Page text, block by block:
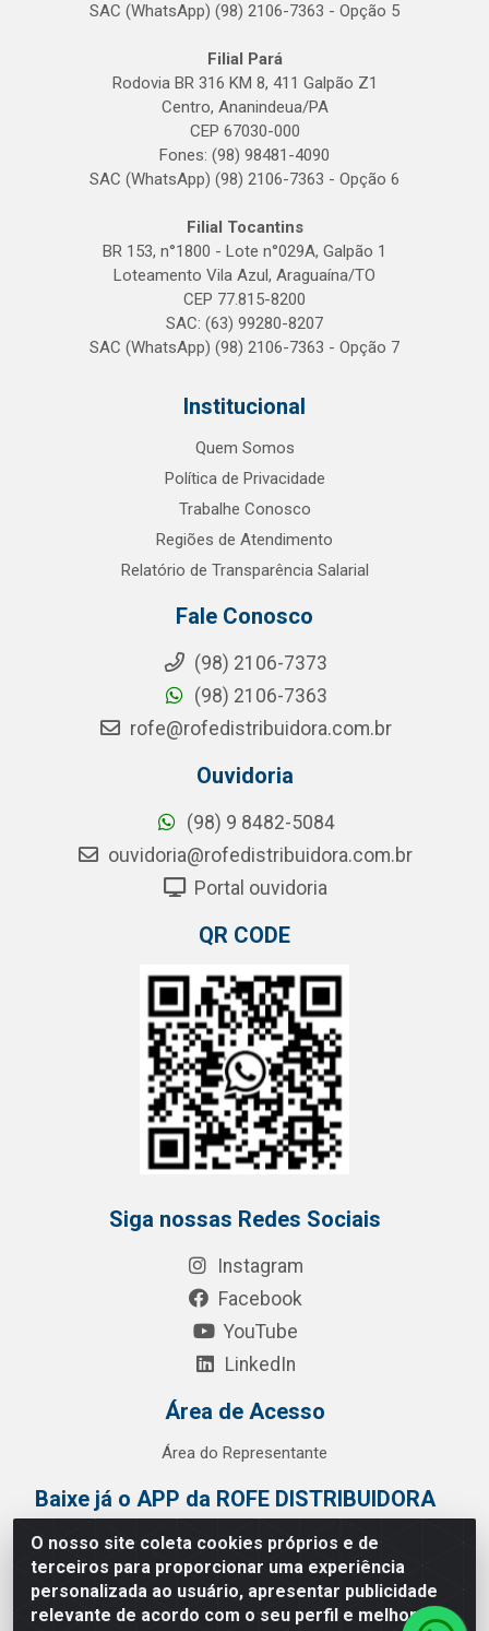
O nosso site coleta cookies próprios e de
terceiros para proporcionar uma experiência
personalizada ao usuário, apresentar publicidade
relevante de acordo com o seu perfil e melhorar a
SAC (WhatsApp) (98) 2106-7363 - Opção 5
Filial Pará
Rodovia BR 316 KM 8, 411 Galpão Z1
Centro, Ananindeua/PA
CEP 67030-000
Fones: (98) 98481-4090
SAC (WhatsApp) (98) 2106-7363 - Opção 6
Filial Tocantins
BR 153, n°1800 - Lote n°029A, Galpão 1
Loteamento Vila Azul, Araguaína/TO
CEP 77.815-8200
SAC: (63) 99280-8207
SAC (WhatsApp) (98) 2106-7363 - Opção 7
Institucional
Quem Somos
Política de Privacidade
Trabalhe Conosco
Regiões de Atendimento
Relatório de Transparência Salarial
Fale Conosco
(98) 2106-7373
(98) 2106-7363
rofe@rofedistribuidora.com.br
Ouvidoria
(98) 9 8482-5084
ouvidoria@rofedistribuidora.com.br
Portal ouvidoria
QR CODE
Siga nossas Redes Sociais
Instagram
Facebook
YouTube
LinkedIn
Área de Acesso
Área do Representante
Baixe já o APP da ROFE DISTRIBUIDORA